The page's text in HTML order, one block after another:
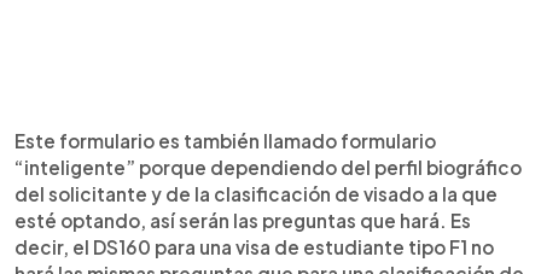
Este formulario es también llamado formulario
“inteligente” porque dependiendo del perfil biográfico
del solicitante y de la clasificación de visado a la que
esté optando, así serán las preguntas que hará. Es
decir, el DS160 para una visa de estudiante tipo F1 no